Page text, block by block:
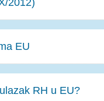
2012)
EU
RH u EU?